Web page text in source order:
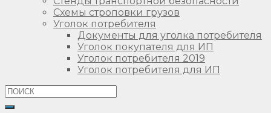
Схемы строповки грузов
Уголок потребителя
Документы для уголка потребителя
Уголок покупателя для ИП
Уголок потребителя 2019
Уголок потребителя для ИП